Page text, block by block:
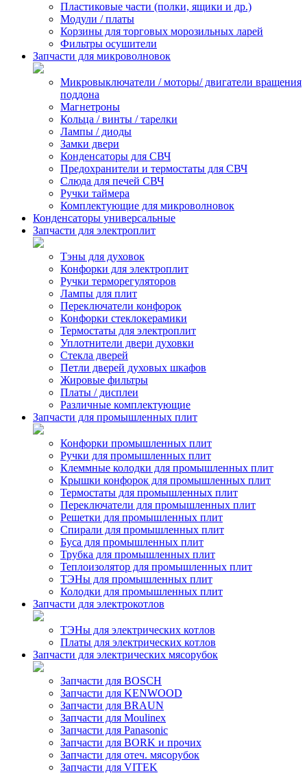
Пластиковые части (полки, ящики и др.)
Модули / платы
Корзины для торговых морозильных ларей
Фильтры осушители
Запчасти для микроволновок
Микровыключатели / моторы/ двигатели вращения
поддона
Магнетроны
Кольца / винты / тарелки
Лампы / диоды
Замки двери
Конденсаторы для СВЧ
Предохранители и термостаты для СВЧ
Слюда для печей СВЧ
Ручки таймера
Комплектующие для микроволновок
Конденсаторы универсальные
Запчасти для электроплит
Тэны для духовок
Конфорки для электроплит
Ручки терморегуляторов
Лампы для плит
Переключатели конфорок
Конфорки стеклокерамики
Термостаты для электроплит
Уплотнители двери духовки
Стекла дверей
Петли дверей духовых шкафов
Жировые фильтры
Платы / дисплеи
Различные комплектующие
Запчасти для промышленных плит
Конфорки промышленных плит
Ручки для промышленных плит
Клеммные колодки для промышленных плит
Крышки конфорок для промышленных плит
Термостаты для промышленных плит
Переключатели для промышленных плит
Решетки для промышленных плит
Спирали для промышленных плит
Буса для промышленных плит
Трубка для промышленных плит
Теплоизолятор для промышленных плит
ТЭНы для промышленных плит
Колодки для промышленных плит
Запчасти для электрокотлов
ТЭНы для электрических котлов
Платы для электрических котлов
Запчасти для электрических мясорубок
Запчасти для BOSCH
Запчасти для KENWOOD
Запчасти для BRAUN
Запчасти для Moulinex
Запчасти для Panasonic
Запчасти для BORK и прочих
Запчасти для отеч. мясорубок
Запчасти для VITEK